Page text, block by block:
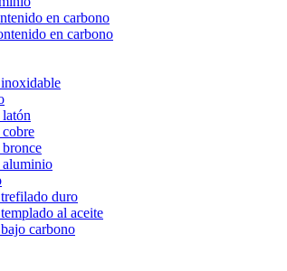
en carbono
en carbono
aluminio
duro
al aceite
carbono